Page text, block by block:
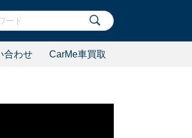
合わせ CarMe車買取